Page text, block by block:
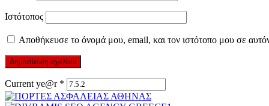
Ιστότοπος
Αποθήκευσε το όνομά μου, email, και τον ιστότοπο μου σε
Current ye@r *